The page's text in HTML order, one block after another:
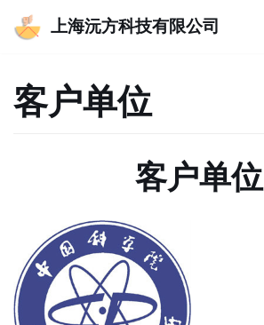
正
文
上海沅方科技有限公司
客户单位
客户单位